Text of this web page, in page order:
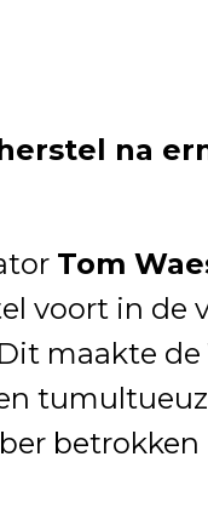
na
Tom
voort in de
maakte de
betrokken